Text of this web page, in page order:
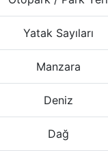
Yatak Sayıları
Manzara
Deniz
Dağ